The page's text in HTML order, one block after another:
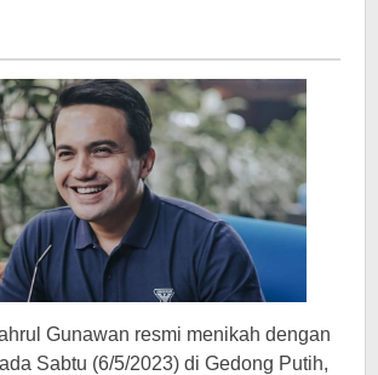
yang
Menikah
Lagi
Usai
7
Tahun
Menduda
-
Berita
Hiburan
Gunawan resmi menikah dengan
Sabtu (6/5/2023) di Gedong Putih,